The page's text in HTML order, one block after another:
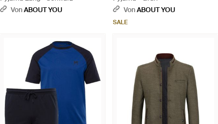
VonABOUT YOU
VonABOUT YOU
SALE